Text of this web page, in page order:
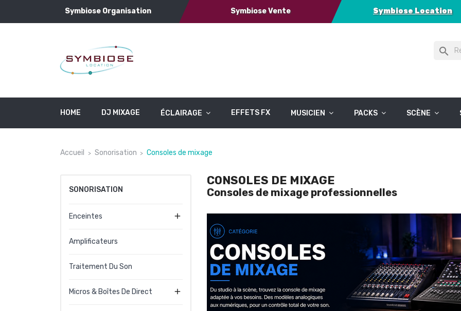
Symbiose Organisation Symbiose Vente Symbiose Location
search
HOME DJ MIXAGE ÉCLAIRAGE EFFETS FX MUSICIEN PACKS SCÈNE
Accueil Sonorisation Consoles de mixage
SONORISATION
Enceintes 
Amplificateurs
Traitement Du Son
Micros & Boîtes De Direct 
CONSOLES DE MIXAGE
Consoles de mixage professionnelles